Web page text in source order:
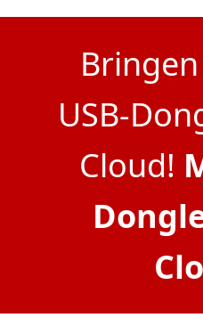
USB-
Cloud!